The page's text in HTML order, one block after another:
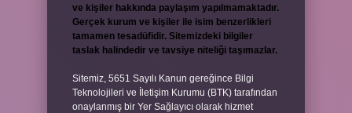
ve kişiler hakkında paylaşım yapılmamaktadır.
Gerçek kurum ve kişiler ile isim benzerlikleri
tamamen tesadüfidir. Sitemizdeki bilgiler
taslak halindedir ve tavsiye niteliği taşımazlar.
Sitemiz, 5651 Sayılı Kanun gereğince Bilgi
Teknolojileri ve İletişim Kurumu (BTK) tarafından
onaylanmış bir Yer Sağlayıcı olarak hizmet